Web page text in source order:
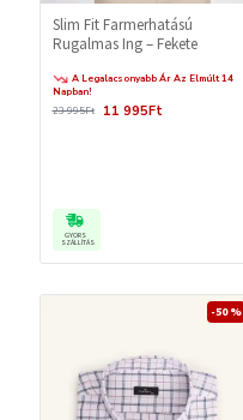
Slim Fit Farmerhatású
Rugalmas Ing – Fekete
A Legalacsonyabb Ár Az Elmúlt 14
Napban!
11 995Ft
23 995Ft
GYORS
SZÁLLÍTÁS
-50 %